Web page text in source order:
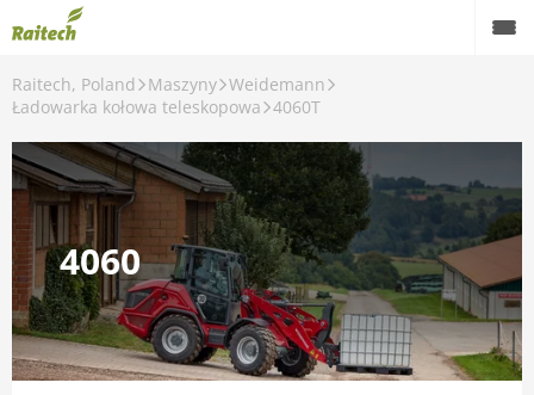
Raitech, Poland Maszyny Weidemann
Ładowarka kołowa teleskopowa 4060T
4060
Maszyny
Maszyny używane
Części zamienne
Serwis
Rolnictwo precyzyjne
Finansowanie